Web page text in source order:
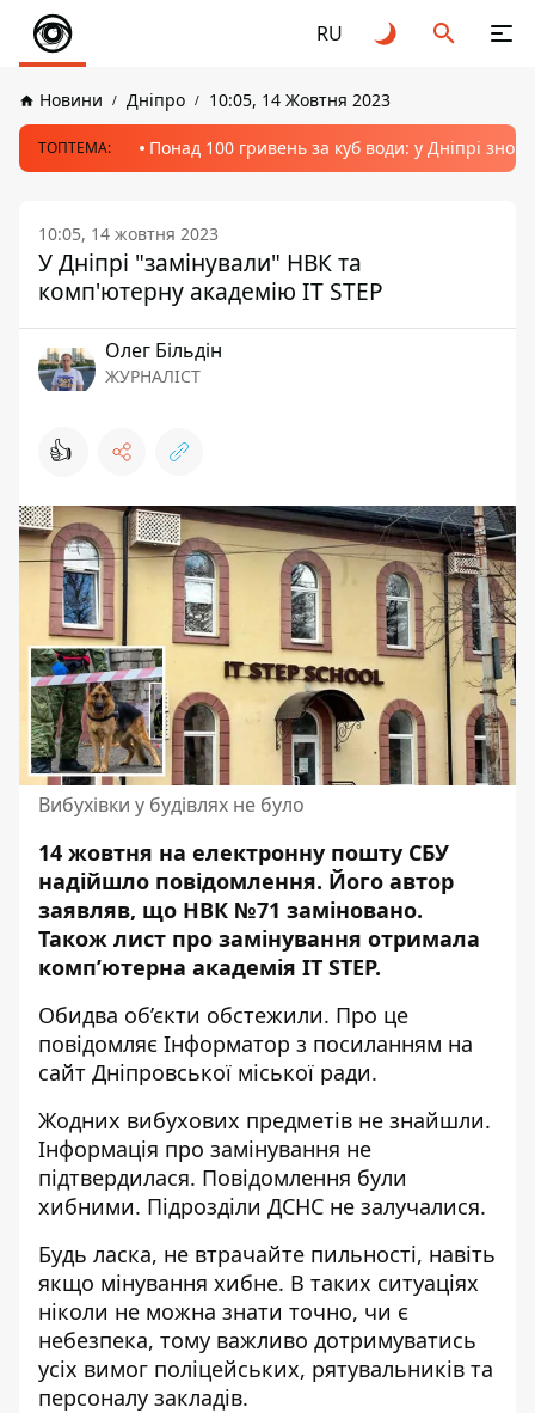
RU
Новини Дніпро 10:05, 14 Жовтня 2023
ТОПТЕМА: Понад 100 гривень за куб води: у Дніпрі
10:05, 14 жовтня 2023
У Дніпрі "замінували" НВК та
комп'ютерну академію IT STEP
Олег Більдін
ЖУРНАЛІСТ
👍
Вибухівки у будівлях не було
14 жовтня на електронну пошту СБУ
надійшло повідомлення. Його автор
заявляв, що НВК №71 заміновано.
Також лист про замінування отримала
комп’ютерна академія IT STEP.
Обидва об’єкти обстежили. Про це
повідомляє Інформатор з посиланням на
сайт Дніпровської міської ради.
Жодних вибухових предметів не знайшли.
Інформація про замінування не
підтвердилася. Повідомлення були
хибними. Підрозділи ДСНС не залучалися.
Будь ласка, не втрачайте пильності, навіть
якщо мінування хибне. В таких ситуаціях
ніколи не можна знати точно, чи є
небезпека, тому важливо дотримуватись
усіх вимог поліцейських, рятувальників та
персоналу закладів.